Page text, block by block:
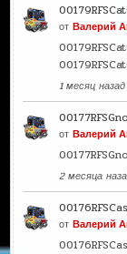
отВалерий
1 месяц назад
отВалерий
2 месяца
отВалерий